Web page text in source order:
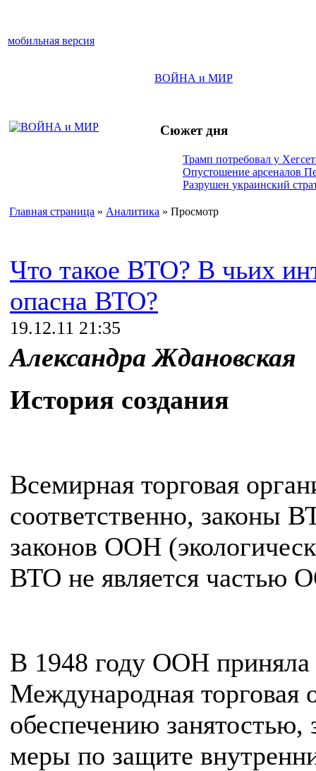
мобильная версия
ВОЙНА и МИР
Сюжет дня
Трамп потребовал у
Опустошение арсеналов
Разрушен украинский
Главная страница » Аналитика » Просмотр
Что такое ВТО? В чьих
опасна ВТО?
19.12.11 21:35
Александра Ждановская
История создания
Всемирная торговая
соответственно, законы
законов ООН
ВТО не является частью
В 1948 году ООН приняла
Международная торговая
обеспечению
меры по защите